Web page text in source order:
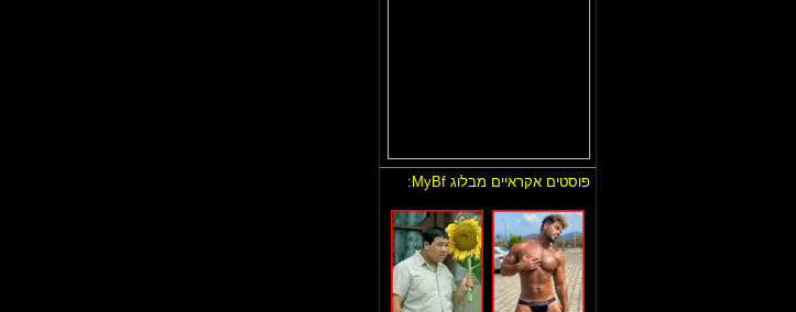
פוסטים אקראיים מבלוג MyBf: